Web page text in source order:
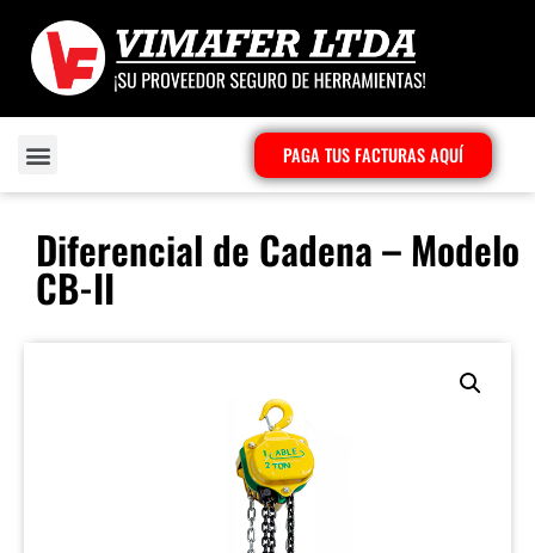
PAGA TUS FACTURAS AQUÍ
Diferencial de Cadena – Modelo
CB-II